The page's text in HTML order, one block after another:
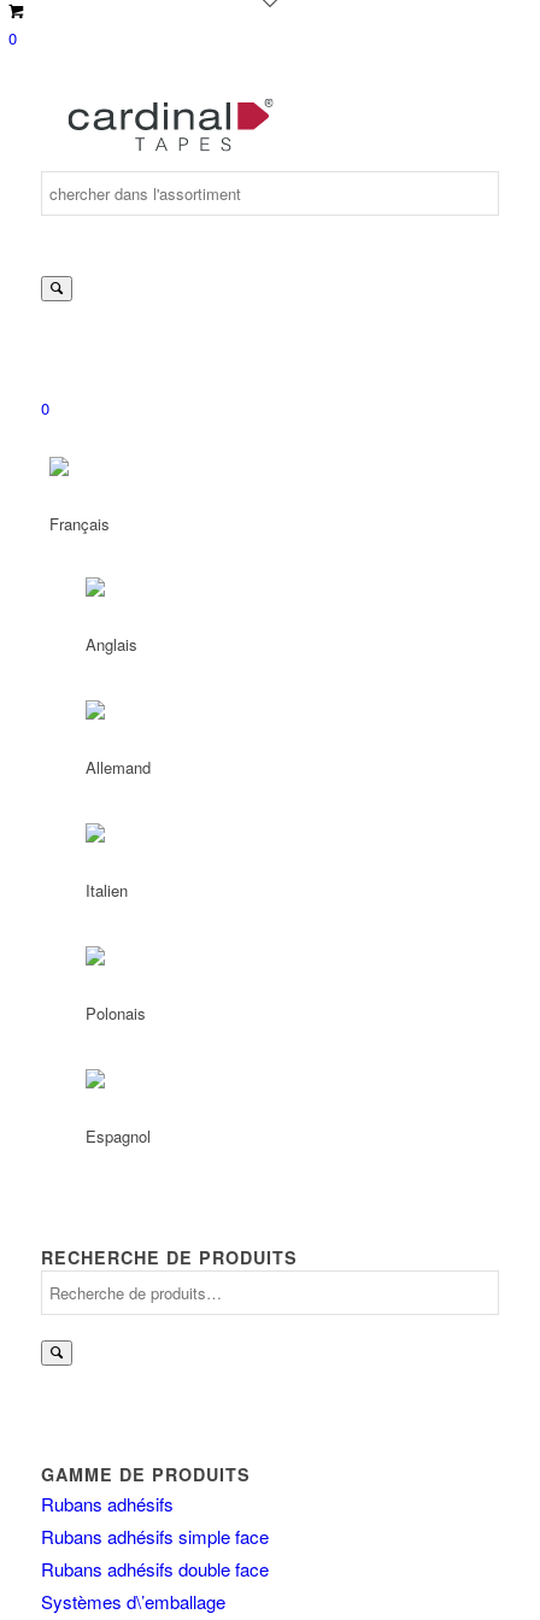
0
Suche
0
RECHERCHE DE PRODUITS
GAMME DE PRODUITS
Rubans adhésifs
Rubans adhésifs simple face
Rubans adhésifs double face
Systèmes d\’emballage